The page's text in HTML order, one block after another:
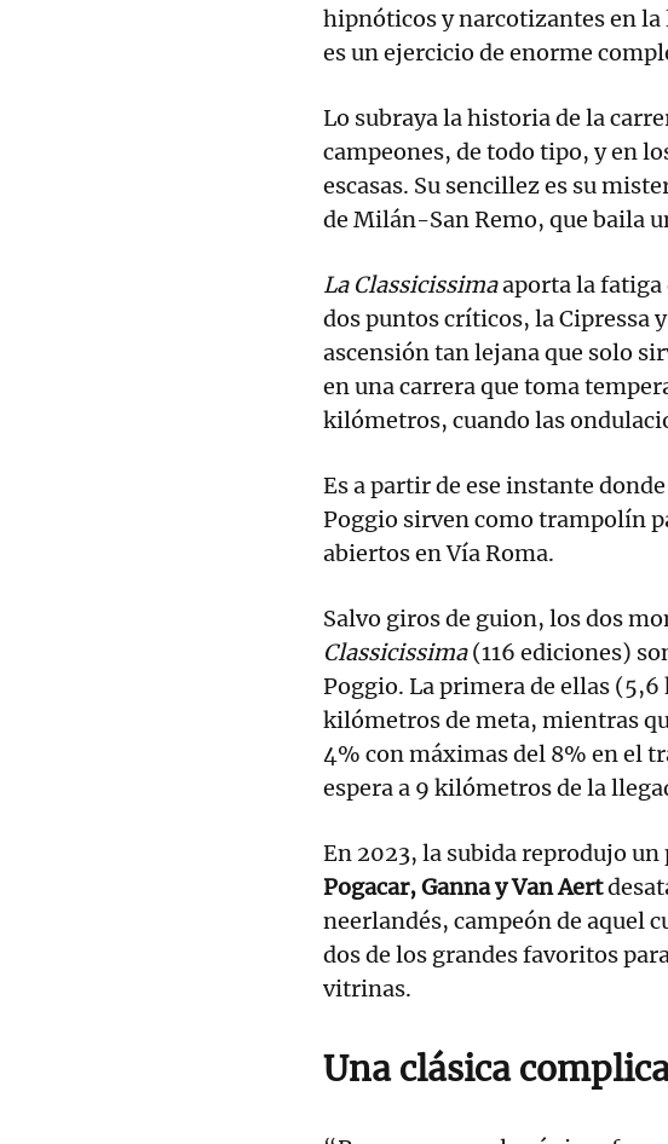
hipnóticos y narcotizantes en
es un ejercicio de enorme
Lo subraya la historia de la
campeones, de todo tipo, y en
escasas. Su sencillez es su
de Milán-San Remo, que baila
La Classicissimaaporta la fatiga
dos puntos críticos, la Cipressa
ascensión tan lejana que solo
en una carrera que toma
kilómetros, cuando las
Es a partir de ese instante
Poggio sirven como trampolín
abiertos en Vía Roma.
Salvo giros de guion, los dos
Classicissima(116 ediciones)
Poggio. La primera de ellas (5,6
kilómetros de meta, mientras
4% con máximas del 8% en el
espera a 9 kilómetros de la
En 2023, la subida reprodujo
Pogacar, Ganna y Van Aert
neerlandés, campeón de aquel
dos de los grandes favoritos
vitrinas.
Una clásica